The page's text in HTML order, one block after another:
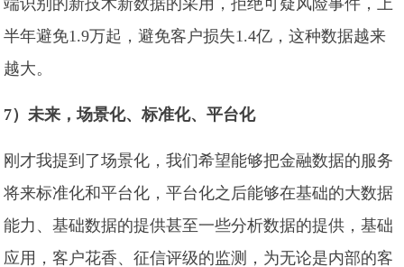
半年避免1.9万起，避免客户损失1.4亿，这种数据越来
越大。
7）未来，场景化、标准化、平台化
刚才我提到了场景化，我们希望能够把金融数据的服务
将来标准化和平台化，平台化之后能够在基础的大数据
能力、基础数据的提供甚至一些分析数据的提供，基础
应用，客户花香、征信评级的监测，为无论是内部的客